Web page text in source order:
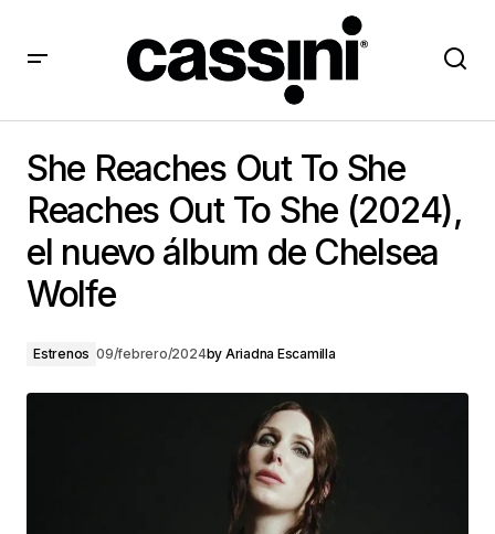
el nuevo álbum de Chelsea Wolfe
She Reaches Out To She
Reaches Out To She (2024),
el nuevo álbum de Chelsea
Wolfe
Estrenos 09/febrero/2024by Ariadna Escamilla